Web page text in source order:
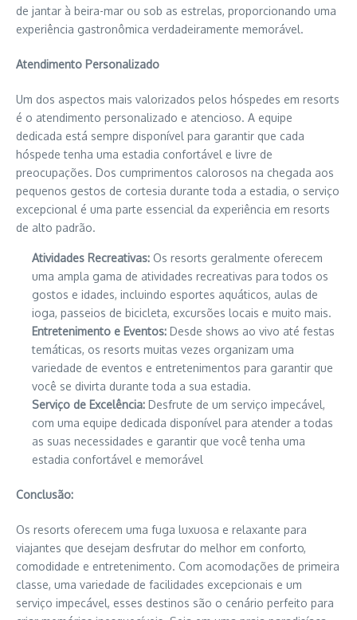
de jantar à beira-mar ou sob as estrelas, proporcionando uma
experiência gastronômica verdadeiramente memorável.
Atendimento Personalizado
Um dos aspectos mais valorizados pelos hóspedes em resorts
é o atendimento personalizado e atencioso. A equipe
dedicada está sempre disponível para garantir que cada
hóspede tenha uma estadia confortável e livre de
preocupações. Dos cumprimentos calorosos na chegada aos
pequenos gestos de cortesia durante toda a estadia, o serviço
excepcional é uma parte essencial da experiência em resorts
de alto padrão.
Atividades Recreativas: Os resorts geralmente oferecem
uma ampla gama de atividades recreativas para todos os
gostos e idades, incluindo esportes aquáticos, aulas de
ioga, passeios de bicicleta, excursões locais e muito mais.
Entretenimento e Eventos: Desde shows ao vivo até festas
temáticas, os resorts muitas vezes organizam uma
variedade de eventos e entretenimentos para garantir que
você se divirta durante toda a sua estadia.
Serviço de Excelência: Desfrute de um serviço impecável,
com uma equipe dedicada disponível para atender a todas
as suas necessidades e garantir que você tenha uma
estadia confortável e memorável
Conclusão:
Os resorts oferecem uma fuga luxuosa e relaxante para
viajantes que desejam desfrutar do melhor em conforto,
comodidade e entretenimento. Com acomodações de primeira
classe, uma variedade de facilidades excepcionais e um
serviço impecável, esses destinos são o cenário perfeito para